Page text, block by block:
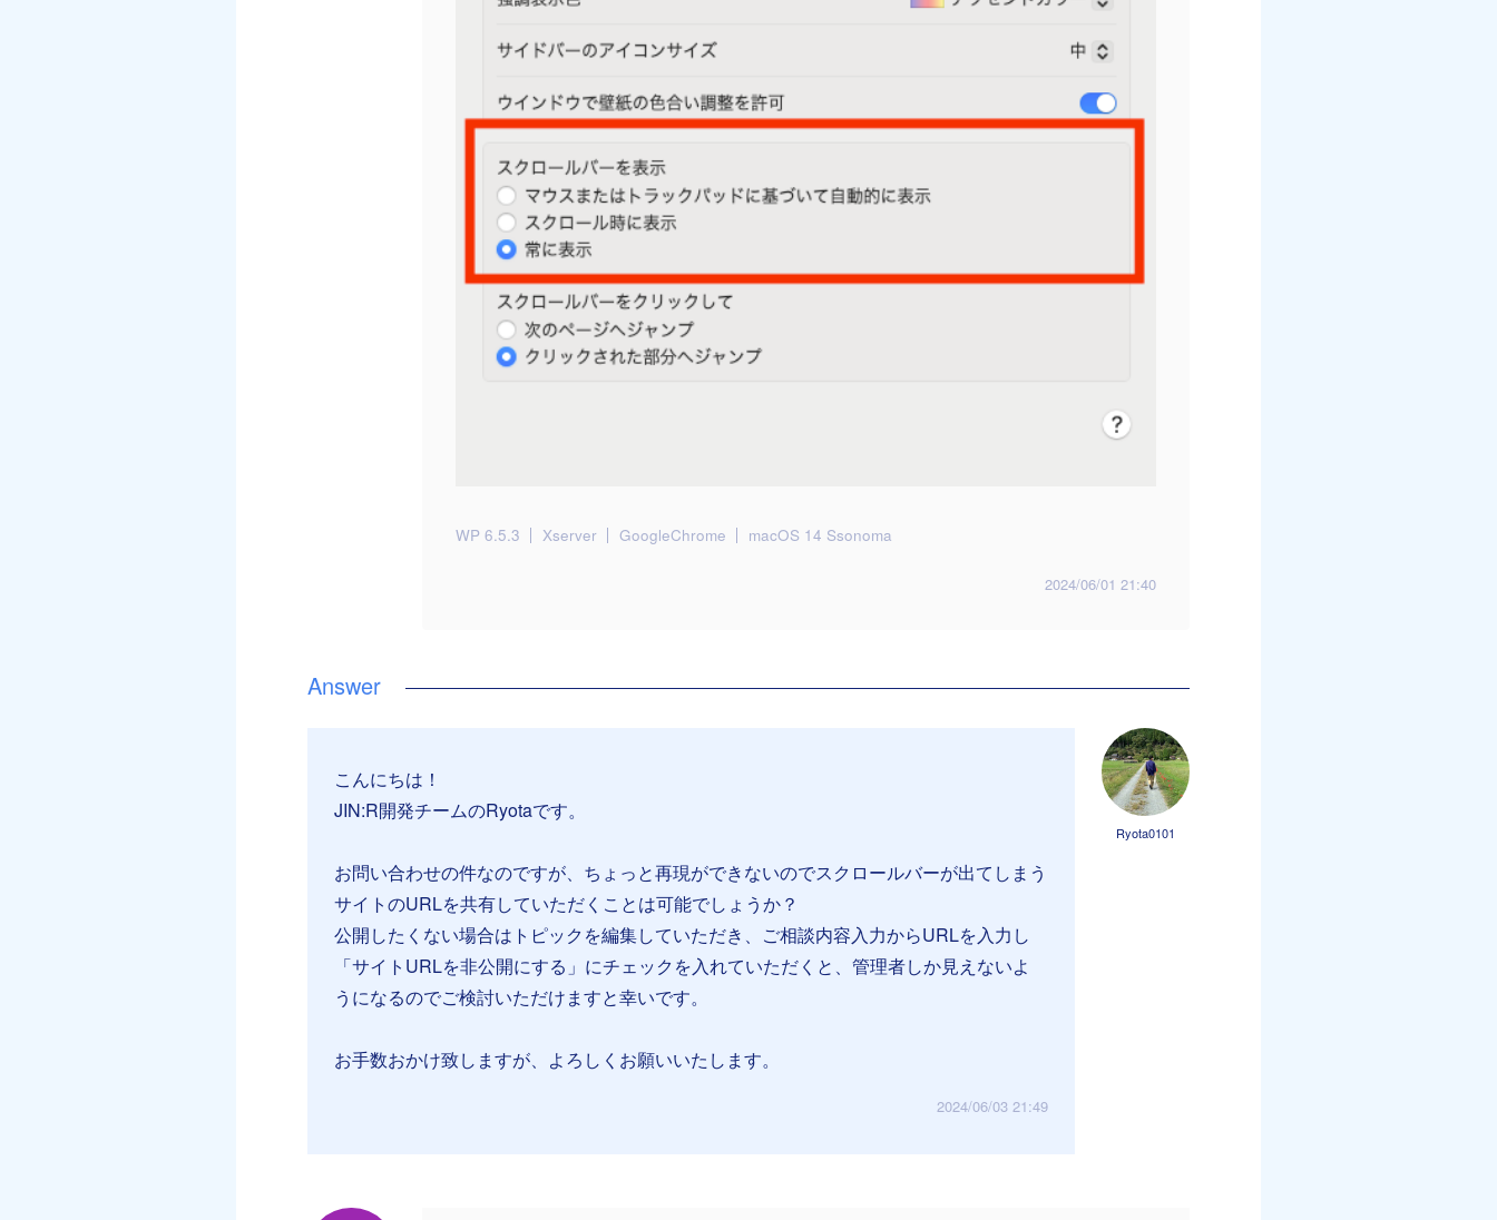
WP 6.5.3 Xserver GoogleChrome macOS 14 Ssonoma
2024/06/01 21:40
Ryota0101
こんにちは！
JIN:R開発チームのRyotaです。
お問い合わせの件なのですが、ちょっと再現ができないのでスクロールバーが出てしまう
サイトのURLを共有していただくことは可能でしょうか？
公開したくない場合はトピックを編集していただき、ご相談内容入力からURLを入力し
「サイトURLを非公開にする」にチェックを入れていただくと、管理者しか見えないよ
うになるのでご検討いただけますと幸いです。
お手数おかけ致しますが、よろしくお願いいたします。
2024/06/03 21:49